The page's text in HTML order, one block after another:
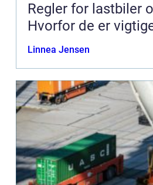
Regler for lastbiler
Hvorfor de er
Linnea Jensen